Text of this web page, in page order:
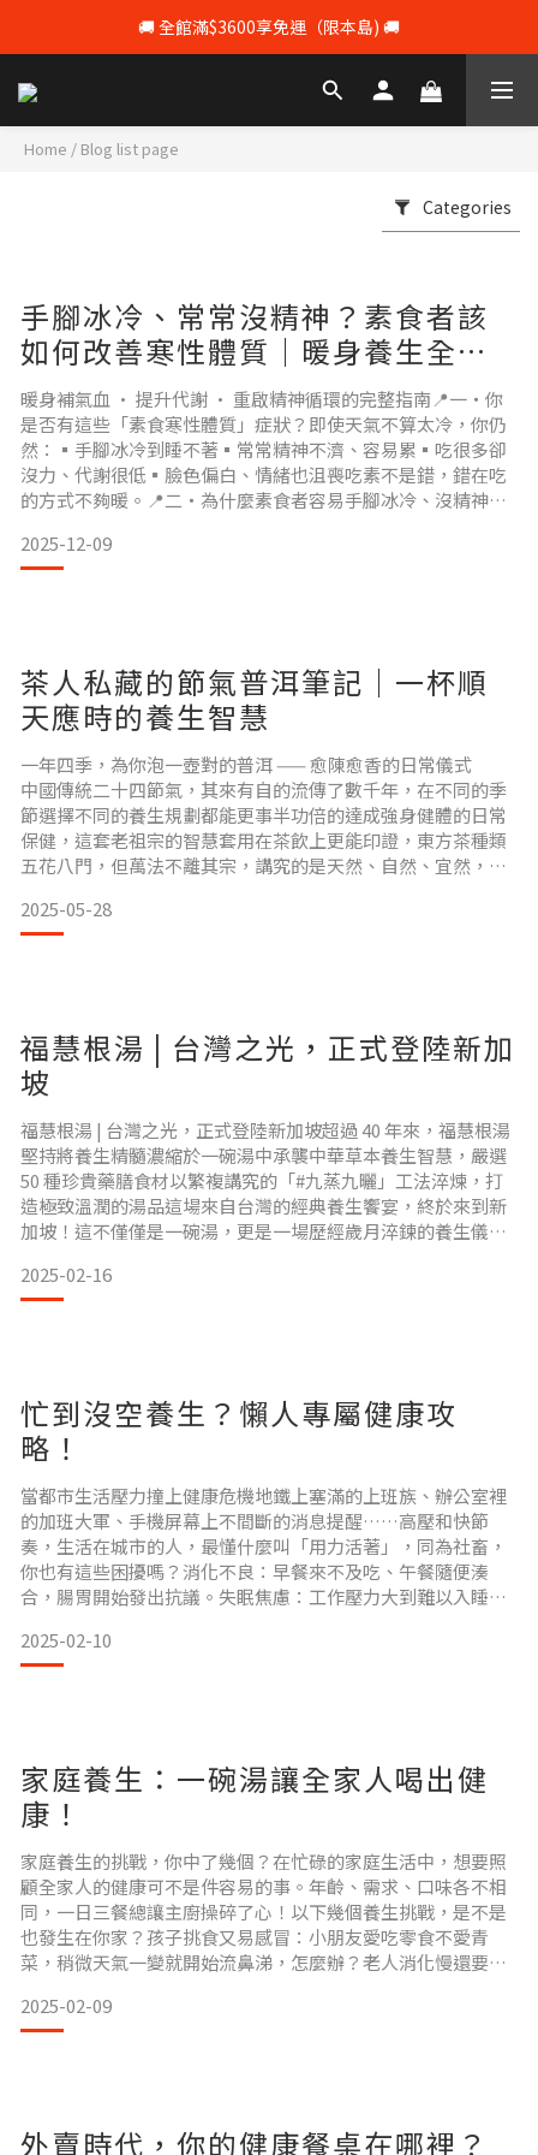
💰 註冊會員即享100元購物 💰
🚚 全館滿$3600享免運（限本島) 🚚
💰 註冊會員即享100元購物 💰
Home / Blog list page
Categories
手腳冰冷、常常沒精神？素食者該
如何改善寒性體質｜暖身養生全攻
略
暖身補氣血 · 提升代謝 · 重啟精神循環的完整指南📍一・你
是否有這些「素食寒性體質」症狀？即使天氣不算太冷，你仍
然：▪️手腳冰冷到睡不著▪️常常精神不濟、容易累▪️吃很多卻
沒力、代謝很低▪️臉色偏白、情緒也沮喪吃素不是錯，錯在吃
的方式不夠暖。📍二・為什麼素食者容易手腳冰冷、沒精神？
鐵」，吸收率較低，容易影響循環與能量，讓手腳更冷。原因
二：太多生冷、清爽飲食，脾胃受傷沙拉、水果、冰飲吃太多
2025-12-09
茶人私藏的節氣普洱筆記｜一杯順
天應時的養生智慧
一年四季，為你泡一壺對的普洱 —— 愈陳愈香的日常儀式
中國傳統二十四節氣，其來有自的流傳了數千年，在不同的季
節選擇不同的養生規劃都能更事半功倍的達成強身健體的日常
保健，這套老祖宗的智慧套用在茶飲上更能印證，東方茶種類
五花八門，但萬法不離其宗，講究的是天然、自然、宜然，喝
這個茶種尤是，普洱茶是相較其他茶種，有越陳越香的特性，
藉由後天乾淨有系統的長期存放，能使普洱茶湯更加的甜香滑
2025-05-28
福慧根湯 | 台灣之光，正式登陸新加
坡
福慧根湯 | 台灣之光，正式登陸新加坡超過 40 年來，福慧根湯
堅持將養生精髓濃縮於一碗湯中承襲中華草本養生智慧，嚴選
50 種珍貴藥膳食材以繁複講究的「#九蒸九曬」工法淬煉，打
造極致溫潤的湯品這場來自台灣的經典養生饗宴，終於來到新
加坡！這不僅僅是一碗湯，更是一場歷經歲月淬鍊的養生儀式
承載著世代傳承的匠心精神如今，首次登陸新加坡，邀您共
賞！在新加坡的繁華之中，尋找片刻寧靜與身心平衡 For over
2025-02-16
忙到沒空養生？懶人專屬健康攻
略！
當都市生活壓力撞上健康危機地鐵上塞滿的上班族、辦公室裡
的加班大軍、手機屏幕上不間斷的消息提醒……高壓和快節
奏，生活在城市的人，最懂什麼叫「用力活著」，同為社畜，
你也有這些困擾嗎？消化不良：早餐來不及吃、午餐隨便湊
合，腸胃開始發出抗議。失眠焦慮：工作壓力大到難以入睡，
飯、運動，身體逐漸感到透支。在這樣的情況下，身體常常在
偷偷抗議：偶爾胃痛、動不動疲憊、甚至小感冒都變得「粘
2025-02-10
家庭養生：一碗湯讓全家人喝出健
康！
家庭養生的挑戰，你中了幾個？在忙碌的家庭生活中，想要照
顧全家人的健康可不是件容易的事。年齡、需求、口味各不相
同，一日三餐總讓主廚操碎了心！以下幾個養生挑戰，是不是
也發生在你家？孩子挑食又易感冒：小朋友愛吃零食不愛青
菜，稍微天氣一變就開始流鼻涕，怎麼辦？老人消化慢還要低
湯品口味還不能太重。大人壓力大身體疲憊：上有老下有小的
家長們，工作忙碌之餘還要操心家庭健康，身體經常發出「超
2025-02-09
外賣時代，你的健康餐桌在哪裡？